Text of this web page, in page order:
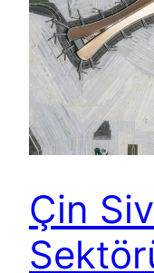
Çin